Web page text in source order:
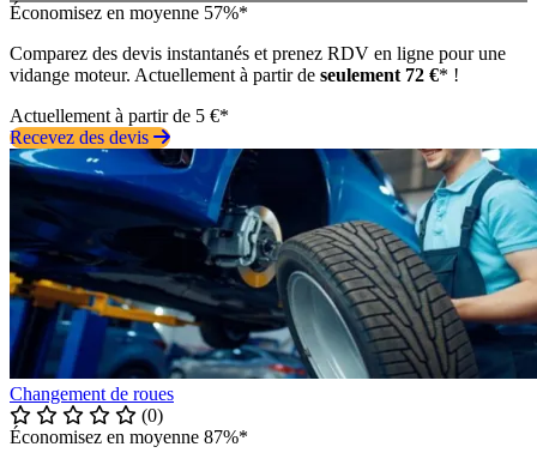
Économisez en moyenne 57%*
Comparez des devis instantanés et prenez RDV en ligne pour une
vidange moteur. Actuellement à partir de seulement 72 €* !
Actuellement à partir de 5 €*
Recevez des devis
Changement de roues
(0)
Économisez en moyenne 87%*